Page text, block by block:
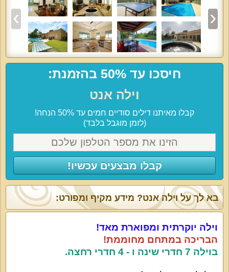
חיסכו עד 50% בהזמנת:
וילה אנט
קבלו מאיתנו דילים סודיים חמים עד 50% הנחה!
(לזמן מוגבל בלבד)
קבלו מבצעים עכשיו!
בא לך על וילה אנט? מידע מקיף ומפורט:
וילה יוקרתית ומפוארת מאד!
הבריכה במתחם מחוממת!
בוילה 7 חדרי שינה ו - 4 חדרי רחצה.